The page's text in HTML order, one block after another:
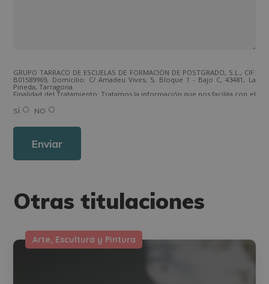
GRUPO TARRACO DE ESCUELAS DE FORMACIÓN DE POSTGRADO, S.L., CIF:
B01589969, Domicilio: C/ Amadeu Vives, 5, Bloque 1 - Bajo C, 43481, La
Pineda, Tarragona.
Finalidad del Tratamiento: Tratamos la información que nos facilita con el
los productos ofrecidos y otros tipo de productos que fueran de su
interés.
Derechos: Puede ejercitar sus derechos identificándose suficientemente,
Para más información consulte nuestra Política de Privacidad.
SÍ NO
Otras titulaciones
Arte, Escultura y Pintura